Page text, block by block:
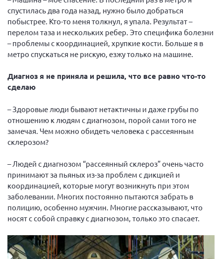
Шестой съезд
склерозом»
Новости: Казахстан
Нормативно-правовые документы
Публичные отчеты
Исследования, аналитика, мнения
Всероссийская онлайн конференция
ОООИБРС" (25-29.08.2020)
Всероссийская конференция-тренинг
"Рассеянный склероз: новые реалии" (26-
29.05.2022)
Общероссийская РС
спустилась два года назад, нужно было добраться
побыстрее. Кто-то меня толкнул, я упала. Результат –
перелом таза и нескольких ребер. Это специфика болезни
– проблемы с координацией, хрупкие кости. Больше я в
метро спускаться не рискую, езжу только на машине.
Диагноз я не приняла и решила, что все равно что-то
сделаю
– Здоровые люди бывают нетактичны и даже грубы по
отношению к людям с диагнозом, порой сами того не
замечая. Чем можно обидеть человека с рассеянным
склерозом?
– Людей с диагнозом “рассеянный склероз” очень часто
принимают за пьяных из-за проблем с дикцией и
координацией, которые могут возникнуть при этом
заболевании. Многих постоянно пытаются забрать в
полицию, особенно мужчин. Многие рассказывают, что
носят с собой справку с диагнозом, только это спасает.